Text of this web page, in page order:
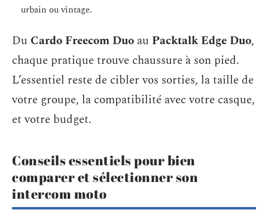
urbain ou vintage.
Du Cardo Freecom Duo au Packtalk Edge Duo,
chaque pratique trouve chaussure à son pied.
L’essentiel reste de cibler vos sorties, la taille de
votre groupe, la compatibilité avec votre casque,
et votre budget.
Conseils essentiels pour bien
comparer et sélectionner son
intercom moto